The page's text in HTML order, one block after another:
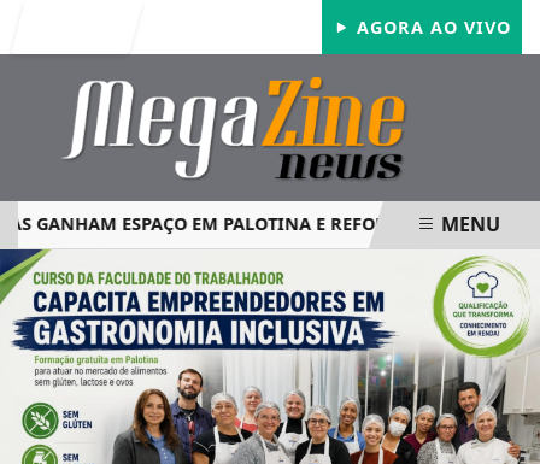
AGORA AO VIVO
ESPAÇO EM PALOTINA E REFORÇAM SEGURANÇA
EM ALTA
MENU